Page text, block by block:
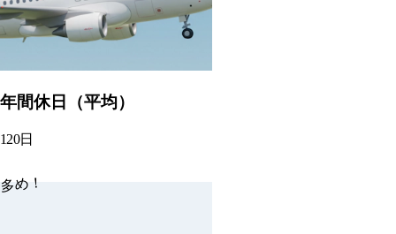
年間休日（平均）
120日
多め！